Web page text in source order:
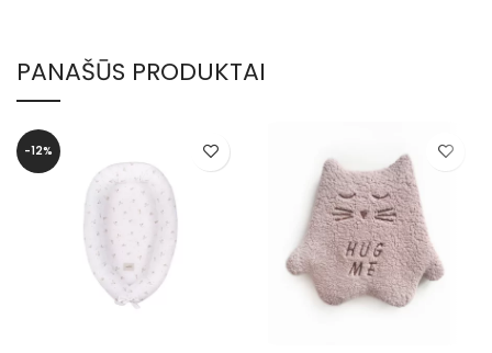
PANAŠŪS PRODUKTAI
-12%